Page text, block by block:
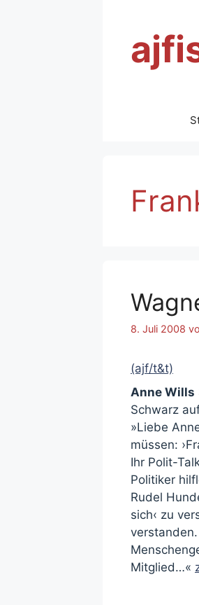
8. Juli 2008
(ajf/t&t)
Anne Wills
Schwarz
»Liebe
müssen:
Ihr Polit-
Politiker
Rudel
sich‹ zu
Mitglied…«